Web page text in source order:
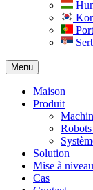
Menu
Maison
Produit
Solution​
Mise à
Cas